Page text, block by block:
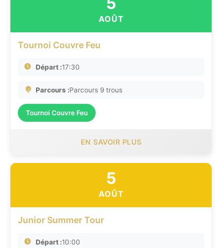
AOÛT
Tournoi Couvre Feu
Départ :17:30
Parcours :Parcours 9 trous
Tournoi Couvre Feu
EN SAVOIR PLUS
5
AOÛT
Junior Summer Tour
Départ :10:00